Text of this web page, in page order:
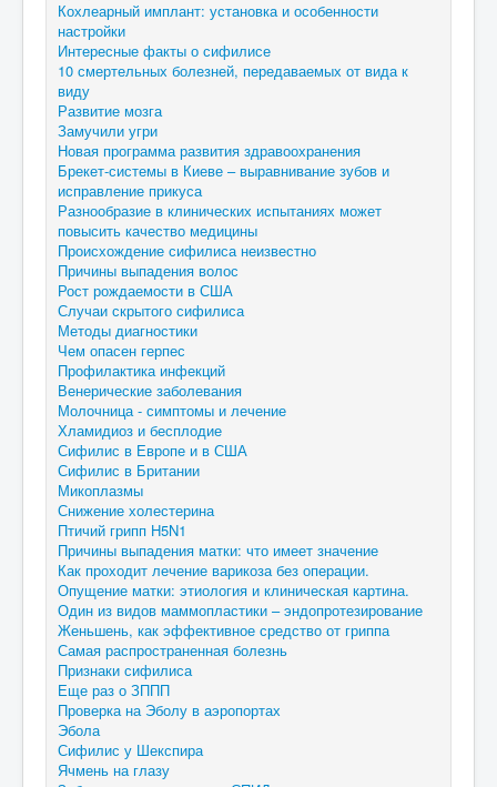
Кохлеарный имплант: установка и особенности
настройки
Интересные факты о сифилисе
10 смертельных болезней, передаваемых от вида к
виду
Развитие мозга
Замучили угри
Новая программа развития здравоохранения
Брекет-системы в Киеве – выравнивание зубов и
исправление прикуса
Разнообразие в клинических испытаниях может
повысить качество медицины
Происхождение сифилиса неизвестно
Причины выпадения волос
Рост рождаемости в США
Случаи скрытого сифилиса
Методы диагностики
Чем опасен герпес
Профилактика инфекций
Венерические заболевания
Молочница - симптомы и лечение
Хламидиоз и бесплодие
Сифилис в Европе и в США
Сифилис в Британии
Микоплазмы
Снижение холестерина
Птичий грипп H5N1
Причины выпадения матки: что имеет значение
Как проходит лечение варикоза без операции.
Опущение матки: этиология и клиническая картина.
Один из видов маммопластики – эндопротезирование
Женьшень, как эффективное средство от гриппа
Самая распространенная болезнь
Признаки сифилиса
Еще раз о ЗППП
Проверка на Эболу в аэропортах
Эбола
Сифилис у Шекспира
Ячмень на глазу